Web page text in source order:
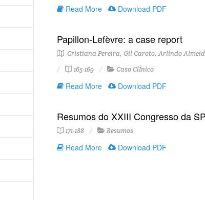
Read More Download PDF
Papillon-Lefèvre: a case report
Cristiana Pereira, Gil Caroto, Arlindo
165-169
Caso ClÍnico
Read More Download PDF
Resumos do XXIII Congresso da
171-188 Resumos
Read More Download PDF